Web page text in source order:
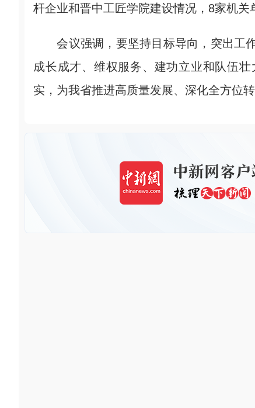
杆企业和晋中工匠学院建设情况，8家机关
会议强调，要坚持目标导向，突出工作
成长成才、维权服务、建功立业和队伍
实，为我省推进高质量发展、深化全方位